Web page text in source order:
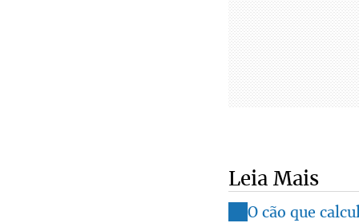
Leia Mais
O cão que